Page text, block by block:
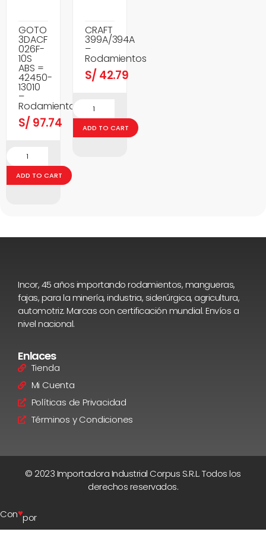
GOTO
3DACF
026F-
10S
ABS =
42450-
13010
–
Rodamientos
S/ 97.74
ADD TO CART
CRAFT
399A/394A
–
Rodamientos
S/ 42.79
ADD TO CART
Incor, 45 años importando rodamientos, mangueras,
fajas, para la minería, industria, siderúrgica, agricultura,
automotriz. Marcas con certificación mundial. Envíos a
nivel nacional.
Enlaces
Tienda
Mi Cuenta
Políticas de Privacidad
Términos y Condiciones
© 2023 Importadora Industrial Corpus S.R.L. Todos los
derechos reservados.
Con♥por